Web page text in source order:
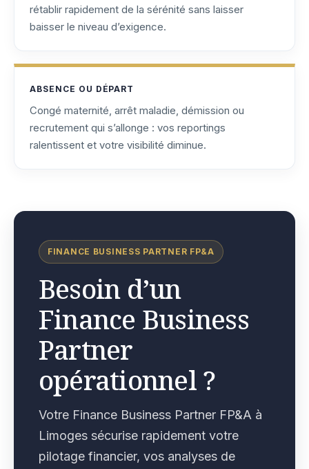
rétablir rapidement de la sérénité sans laisser
baisser le niveau d’exigence.
ABSENCE OU DÉPART
Congé maternité, arrêt maladie, démission ou
recrutement qui s’allonge : vos reportings
ralentissent et votre visibilité diminue.
FINANCE BUSINESS PARTNER FP&A
Besoin d’un
Finance Business
Partner
opérationnel ?
Votre Finance Business Partner FP&A à
Limoges sécurise rapidement votre
pilotage financier, vos analyses de